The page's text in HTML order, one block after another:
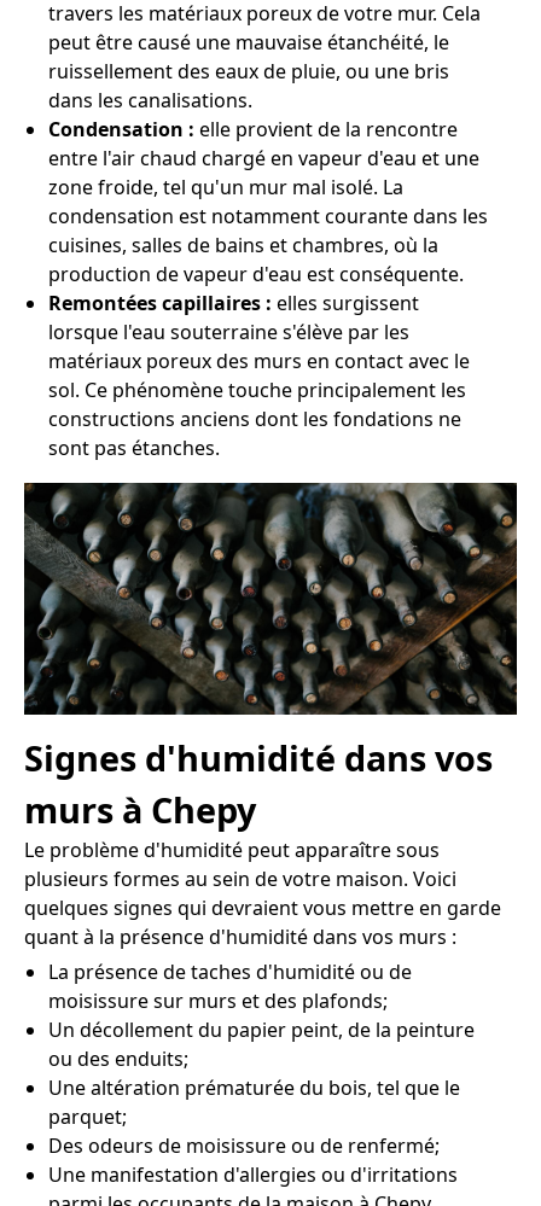
travers les matériaux poreux de votre mur. Cela
peut être causé une mauvaise étanchéité, le
ruissellement des eaux de pluie, ou une bris
dans les canalisations.
Condensation : elle provient de la rencontre
entre l'air chaud chargé en vapeur d'eau et une
zone froide, tel qu'un mur mal isolé. La
condensation est notamment courante dans les
cuisines, salles de bains et chambres, où la
production de vapeur d'eau est conséquente.
Remontées capillaires : elles surgissent
lorsque l'eau souterraine s'élève par les
matériaux poreux des murs en contact avec le
sol. Ce phénomène touche principalement les
constructions anciens dont les fondations ne
sont pas étanches.
Signes d'humidité dans vos
murs à Chepy
Le problème d'humidité peut apparaître sous
plusieurs formes au sein de votre maison. Voici
quelques signes qui devraient vous mettre en garde
quant à la présence d'humidité dans vos murs :
La présence de taches d'humidité ou de
moisissure sur murs et des plafonds;
Un décollement du papier peint, de la peinture
ou des enduits;
Une altération prématurée du bois, tel que le
parquet;
Des odeurs de moisissure ou de renfermé;
Une manifestation d'allergies ou d'irritations